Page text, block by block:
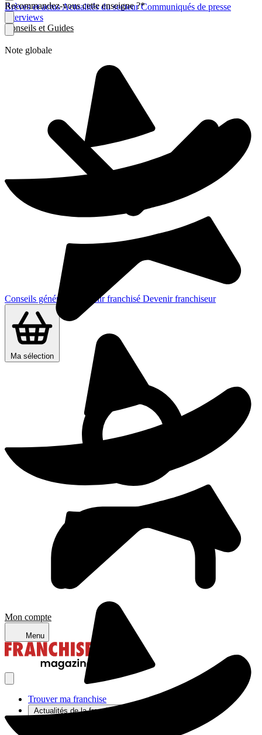
Brèves et actusActualités du secteurCommuniqués de presse
Interviews
Conseils et Guides
Conseils généraux Devenir franchisé Devenir franchiseur
Ma sélection
Mon compte
Menu
Trouver ma franchise
Actualités de la franchise
Recommandez-vous cette enseigne ?*
Note globale